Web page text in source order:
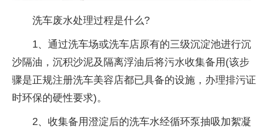
洗车废水处理过程是什么?
1、通过洗车场或洗车店原有的三级沉淀池进行沉
沙隔油，沉积沙泥及隔离浮油后将污水收集备用(该步
骤是正规注册洗车美容店都已具备的设施，办理排污证
时环保的硬性要求)。
2、收集备用澄淀后的洗车水经循环泵抽吸加絮凝